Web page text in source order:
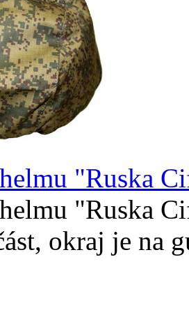
"Ruska
"Ruska
okraj je na